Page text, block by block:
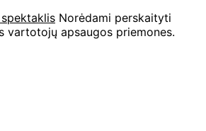
Norėdami perskaityti
vartotojų apsaugos priemones.